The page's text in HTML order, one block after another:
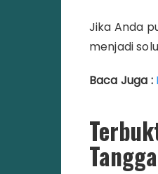
Jika Anda
menjadi
Baca Juga :
Tangga